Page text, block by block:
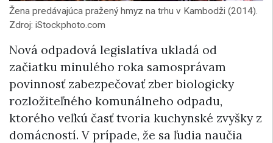
Žena predávajúca pražený hmyz na trhu v Kambodži (2014).
Zdroj: iStockphoto.com
Nová odpadová legislatíva ukladá od
začiatku minulého roka samosprávam
povinnosť zabezpečovať zber biologicky
rozložiteľného komunálneho odpadu,
ktorého veľkú časť tvoria kuchynské zvyšky z
domácností. V prípade, že sa ľudia naučia